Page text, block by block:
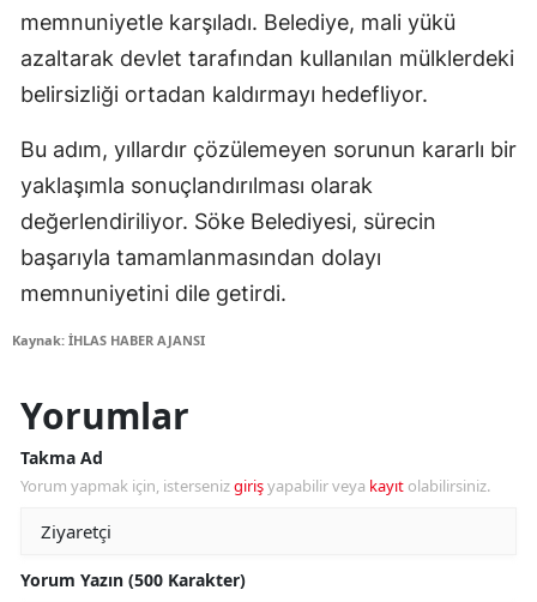
memnuniyetle karşıladı. Belediye, mali yükü
azaltarak devlet tarafından kullanılan mülklerdeki
belirsizliği ortadan kaldırmayı hedefliyor.
Bu adım, yıllardır çözülemeyen sorunun kararlı bir
yaklaşımla sonuçlandırılması olarak
değerlendiriliyor. Söke Belediyesi, sürecin
başarıyla tamamlanmasından dolayı
memnuniyetini dile getirdi.
Kaynak: İHLAS HABER AJANSI
Yorumlar
Takma Ad
Yorum yapmak için, istersenizgirişyapabilir veya kayıt olabilirsiniz.
Yorum Yazın (500 Karakter)